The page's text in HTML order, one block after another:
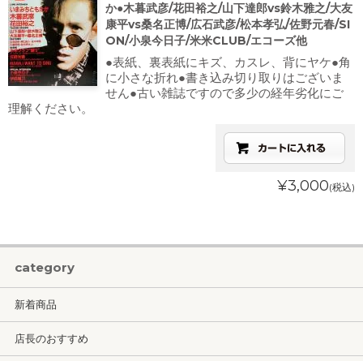
か●木暮武彦/花田裕之/山下達郎vs鈴木雅之/大友
康平vs桑名正博/広石武彦/松本孝弘/佐野元春/SI
ON/小泉今日子/米米CLUB/エコーズ他
●表紙、裏表紙にキズ、カスレ、背にヤケ●角
に小さな折れ●書き込み切り取りはございま
せん●古い雑誌ですので多少の経年劣化にご
理解ください。
¥3,000(税込)
category
新着商品
店長のおすすめ